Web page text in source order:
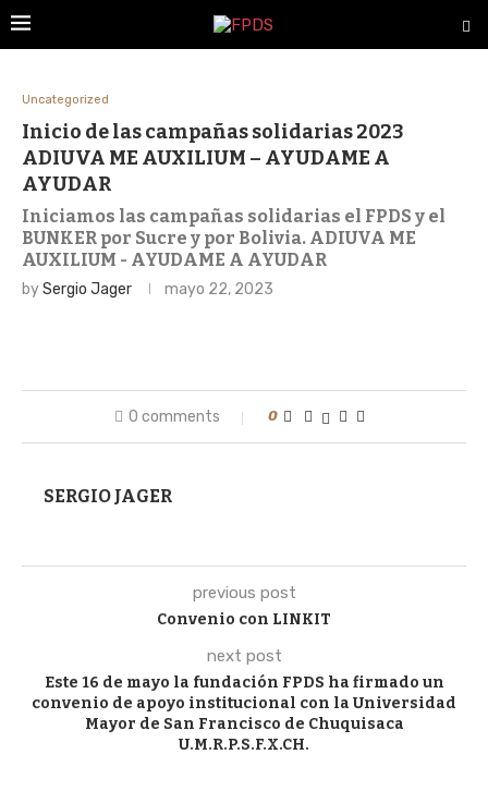
Uncategorized
Inicio de las campañas solidarias 2023
ADIUVA ME AUXILIUM – AYUDAME A
AYUDAR
Iniciamos las campañas solidarias el FPDS y el
BUNKER por Sucre y por Bolivia. ADIUVA ME
AUXILIUM - AYUDAME A AYUDAR
bySergio Jager mayo 22, 2023
0 comments 0
SERGIO JAGER
previous post
Convenio con LINKIT
next post
Este 16 de mayo la fundación FPDS ha firmado un
convenio de apoyo institucional con la Universidad
Mayor de San Francisco de Chuquisaca
U.M.R.P.S.F.X.CH.